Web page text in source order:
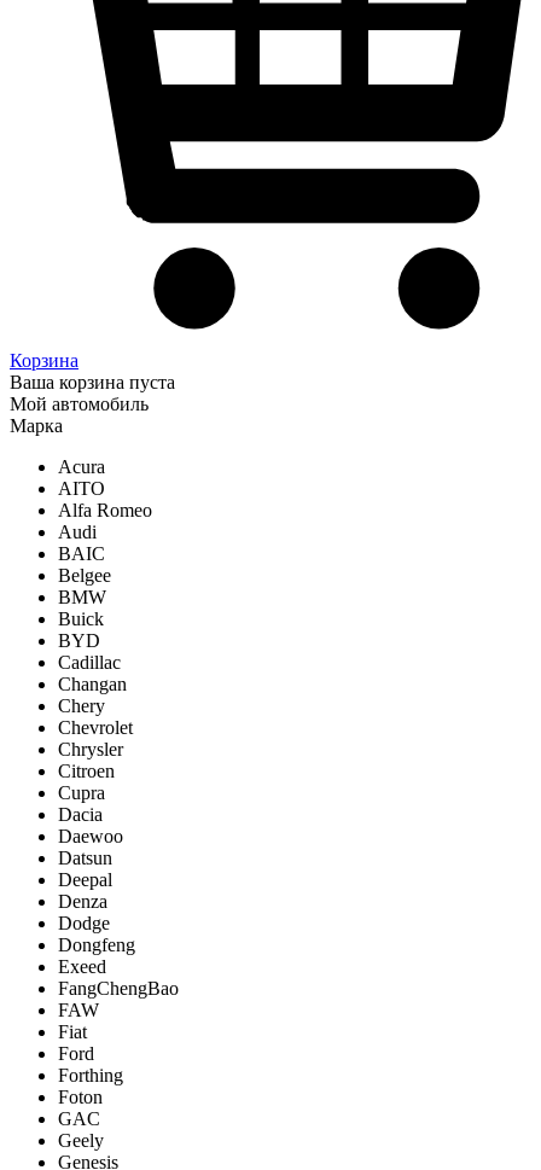
Корзина
Ваша корзина пуста
Мой автомобиль
Марка
Acura
AITO
Alfa Romeo
Audi
BAIC
Belgee
BMW
Buick
BYD
Cadillac
Changan
Chery
Chevrolet
Chrysler
Citroen
Cupra
Dacia
Daewoo
Datsun
Deepal
Denza
Dodge
Dongfeng
Exeed
FangChengBao
FAW
Fiat
Ford
Forthing
Foton
GAC
Geely
Genesis